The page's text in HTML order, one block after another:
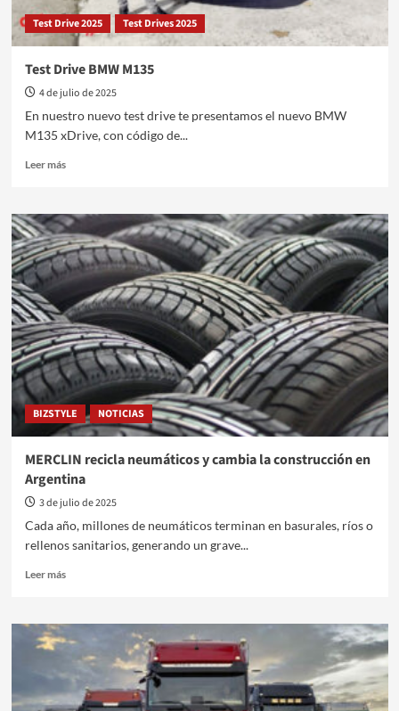
horarios
Test Drive 2025 Test Drives 2025
Test Drive BMW M135
4 de julio de 2025
En nuestro nuevo test drive te presentamos el nuevo BMW
M135 xDrive, con código de...
Leer másLeer
Test
Drive
BMW
M135
BIZSTYLE NOTICIAS
MERCLIN recicla neumáticos y cambia la construcción en
Argentina
3 de julio de 2025
Cada año, millones de neumáticos terminan en basurales, ríos o
rellenos sanitarios, generando un grave...
Leer másLeer
MERCLIN
recicla
neumáticos
y
cambia
la